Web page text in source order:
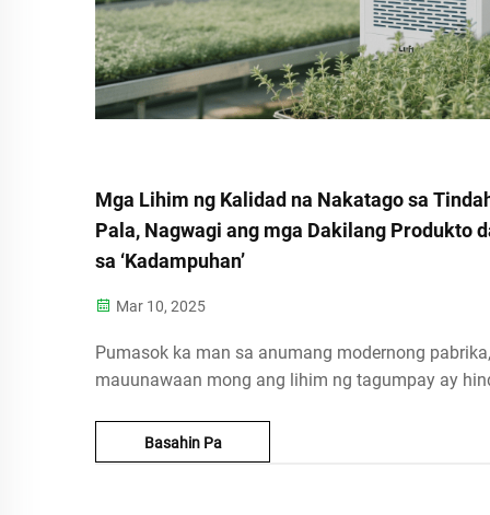
Mga Lihim ng Kalidad na Nakatago sa
Pala, Nagwagi ang mga Dakilang Produkto
sa ‘Kadampuhan’​​
Mar 10, 2025
Pumasok ka man sa anumang modernong pabrika,
mauunawaan mong ang lihim ng tagumpay ay
'kasanayang manggagawa'. Ang mga hygrometer sa
kisame, mga naka-seal na lalagyan sa istante, at
Basahin Pa